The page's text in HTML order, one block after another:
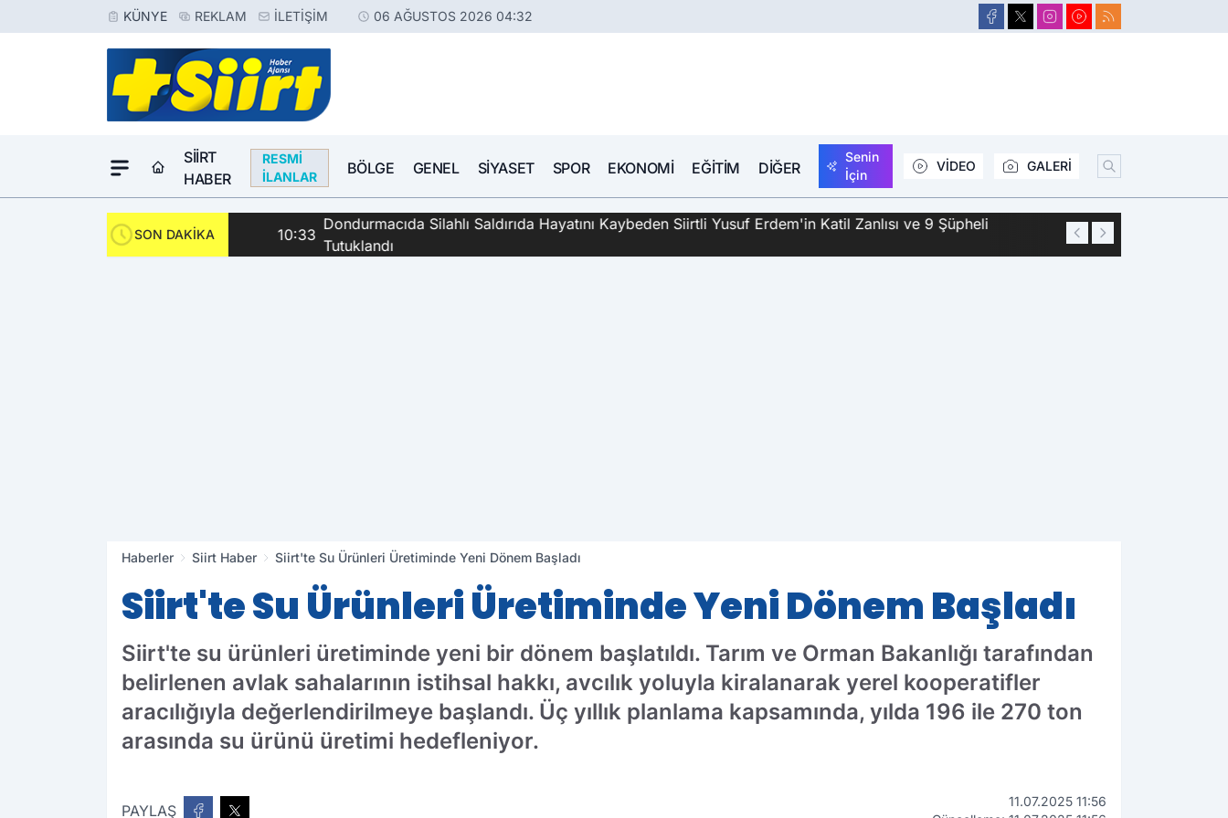
KÜNYE REKLAM İLETIŞIM 06 AĞUSTOS 2026 04:32
SIIRT
HABER
RESMI
İLANLAR
BÖLGE GENEL SIYASET SPOR EKONOMI EĞITIM DIĞER
Senin
İçin
VİDEO GALERİ
SON DAKİKA 10:33
Dondurmacıda Silahlı Saldırıda Hayatını Kaybeden Siirtli Yusuf Erdem'in Katil Zanlısı ve 9 Şüpheli
Tutuklandı
01:44
Haberler Siirt Haber Siirt'te Su Ürünleri Üretiminde Yeni Dönem Başladı
Siirt'te Su Ürünleri Üretiminde Yeni Dönem Başladı
Siirt'te su ürünleri üretiminde yeni bir dönem başlatıldı. Tarım ve Orman Bakanlığı tarafından
belirlenen avlak sahalarının istihsal hakkı, avcılık yoluyla kiralanarak yerel kooperatifler
aracılığıyla değerlendirilmeye başlandı. Üç yıllık planlama kapsamında, yılda 196 ile 270 ton
arasında su ürünü üretimi hedefleniyor.
PAYLAŞ
11.07.2025 11:56